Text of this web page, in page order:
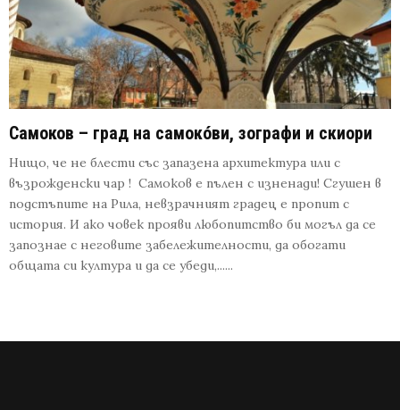
Самоков – град на самокóви, зографи и скиори
Нищо, че не блести със запазена архитектура или с
възрожденски чар ! Самоков е пълен с изненади! Сгушен в
подстъпите на Рила, невзрачният градец е пропит с
история. И ако човек прояви любопитство би могъл да се
запознае с неговите забележителности, да обогати
общата си култура и да се убеди,......